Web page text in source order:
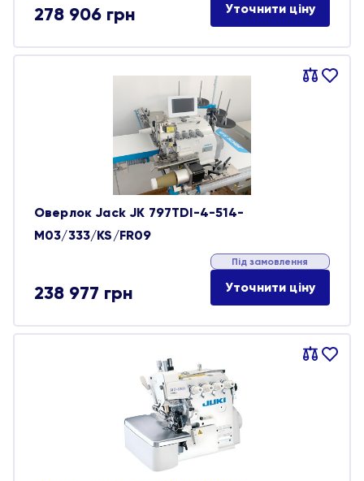
278 906 грн Уточнити ціну
Порівняти
В
Оверлок Jack JK 797TDI-4-514-
M03/333/KS/FR09
238 977 грн
Під замовлення
Уточнити ціну
Порівняти
В